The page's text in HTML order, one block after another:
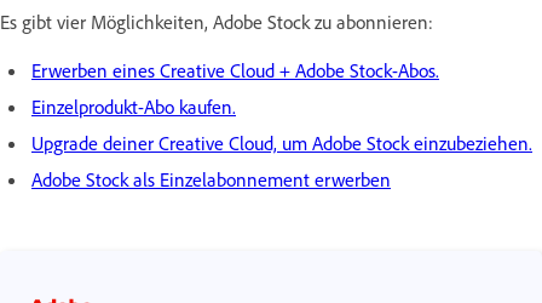
Es gibt vier Möglichkeiten, Adobe Stock zu abonnieren:
Erwerben eines Creative Cloud + Adobe Stock-Abos.
Einzelprodukt-Abo kaufen.
Upgrade deiner Creative Cloud, um Adobe Stock einzubeziehen.
Adobe Stock als Einzelabonnement erwerben